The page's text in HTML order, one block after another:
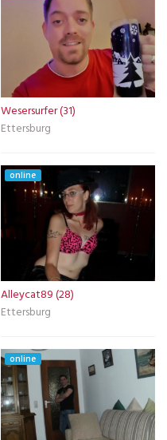
Wesersurfer (31)
Ettersburg
online
Alleycat89 (28)
Ettersburg
online